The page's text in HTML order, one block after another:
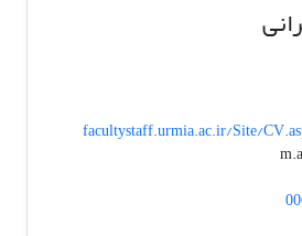
facultystaff.urmia.ac.ir/Site/